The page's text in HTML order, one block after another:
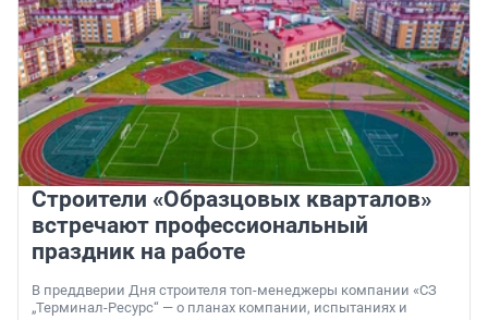
Строители «Образцовых кварталов»
встречают профессиональный
праздник на работе
В преддверии Дня строителя топ-менеджеры компании «СЗ
„Терминал-Ресурс“ — о планах компании, испытаниях и